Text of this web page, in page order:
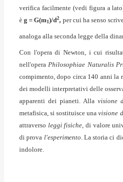
verifica facilmente (vedi figura a
è g = G(m1)/d2, per cui ha senso
analoga alla seconda legge della
Con l'opera di Newton, i cui
nell'opera Philosophiae Naturalis
compimento, dopo circa 140 anni la
dei modelli interpretativi delle
apparenti dei pianeti. Alla visione
metafisica, si sostituisce unavisione
attraverso leggi fisiche,di valore
di prova l'esperimento . La storia ci
indolore.